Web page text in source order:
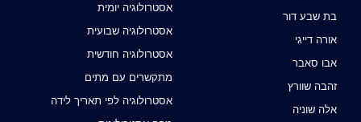
בת שבע דור
אורה דייגי
אבו סאבר
זהבה שוורץ
אלה שוניה
אסטרולוגיה יומית
אסטרולוגיה שבועית
אסטרולוגיה חודשית
מתקשרים עם מתים
אסטרולוגיה לפי תאריך לידה